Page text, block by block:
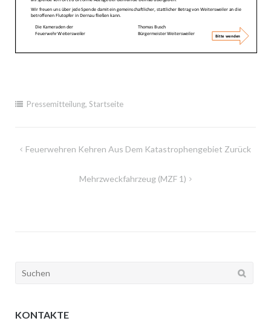
Pressemitteilung, Startseite
Beitragsnavigation
Feuerwehren Kehren Aus Dem Katastrophengebiet Zurück
Mehrzweckfahrzeug (MZF 1)
Suchen
KONTAKTE